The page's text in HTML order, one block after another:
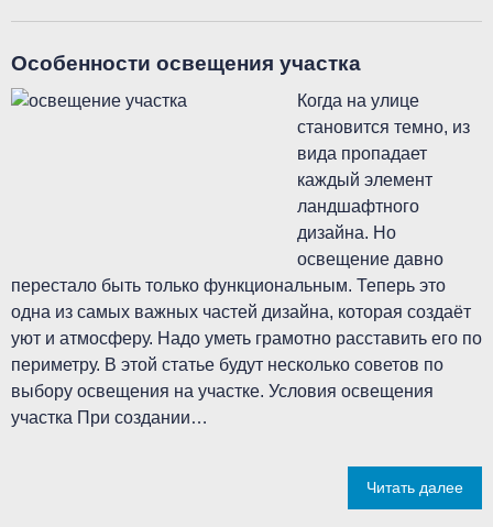
Особенности освещения участка
Когда на улице
становится темно, из
вида пропадает
каждый элемент
ландшафтного
дизайна. Но
освещение давно
перестало быть только функциональным. Теперь это
одна из самых важных частей дизайна, которая создаёт
уют и атмосферу. Надо уметь грамотно расставить его по
периметру. В этой статье будут несколько советов по
выбору освещения на участке. Условия освещения
участка При создании…
Читать далее